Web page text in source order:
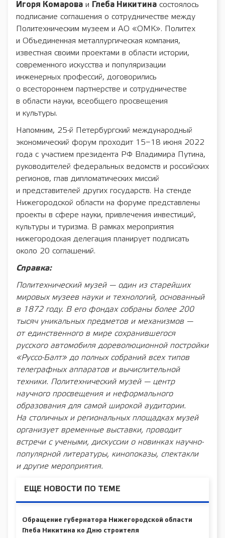
Игоря Комарова и Глеба Никитина состоялось
подписание соглашения о сотрудничестве между
Политехническим музеем и АО «ОМК». Политех
и Объединенная металлургическая компания,
известная своими проектами в области истории,
современного искусства и популяризации
инженерных профессий, договорились
о всестороннем партнерстве и сотрудничестве
в области науки, всеобщего просвещения
и культуры.
Напомним, 25-й Петербургский международный
экономический форум проходит 15−18 июня 2022
года с участием президента РФ Владимира Путина,
руководителей федеральных ведомств и российских
регионов, глав дипломатических миссий
и представителей других государств. На стенде
Нижегородской области на форуме представлены
проекты в сфере науки, привлечения инвестиций,
культуры и туризма. В рамках мероприятия
нижегородская делегация планирует подписать
около 20 соглашений.
Справка:
Политехнический музей — один из старейших
мировых музеев науки и технологий, основанный
в 1872 году. В его фондах собраны более 200
тысяч уникальных предметов и механизмов —
от единственного в мире сохранившегося
русского автомобиля дореволюционной постройки
«Руссо-Балт» до полных собраний всех типов
телеграфных аппаратов и вычислительной
техники. Политехнический музей — центр
научного просвещения и неформального
образования для самой широкой аудитории.
На столичных и региональных площадках музей
организует временные выставки, проводит
встречи с учеными, дискуссии о новинках научно-
популярной литературы, кинопоказы, спектакли
и другие мероприятия.
ЕЩЕ НОВОСТИ ПО ТЕМЕ
Обращение губернатора Нижегородской области
Глеба Никитина ко Дню строителя